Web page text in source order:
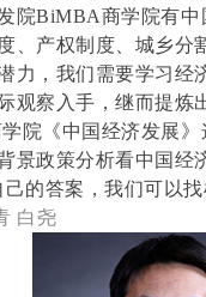
院BiMBA商学院有
、产权制度、城乡分
力，我们需要学习
观察入手，继而提
院《中国经济发展
景政策分析看中国经
的答案，我们可以
白尧